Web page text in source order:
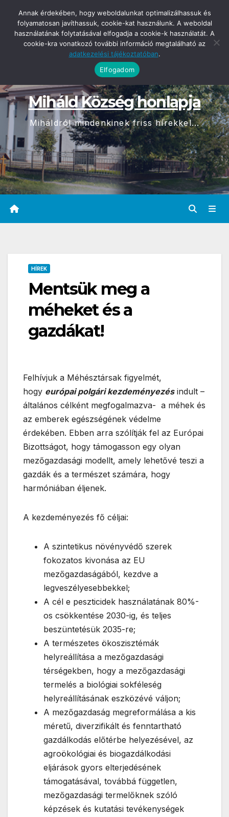
content
2026-08-10 11:52
Miháld Község honlapja
Miháldról mindenkinek friss hírekkel...
HÍREK
Mentsük meg a
méheket és a
gazdákat!
Felhívjuk a Méhésztársak figyelmét,
hogy európai polgári kezdeményezésindult –
általános célként megfogalmazva- a méhek és
az emberek egészségének védelme
érdekében. Ebben arra szólítják fel az Európai
Bizottságot, hogy támogasson egy olyan
mezőgazdasági modellt, amely lehetővé teszi a
gazdák és a természet számára, hogy
harmóniában éljenek.
A kezdeményezés fő céljai:
A szintetikus növényvédő szerek
fokozatos kivonása az EU
mezőgazdaságából, kezdve a
legveszélyesebbekkel;
A cél e peszticidek használatának 80%-
os csökkentése 2030-ig, és teljes
beszüntetésük 2035-re;
A természetes ökoszisztémák
helyreállítása a mezőgazdasági
térségekben, hogy a mezőgazdasági
termelés a biológiai sokféleség
helyreállításának eszközévé váljon;
A mezőgazdaság megreformálása a kis
méretű, diverzifikált és fenntartható
gazdálkodás előtérbe helyezésével, az
agroökológiai és biogazdálkodási
eljárások gyors elterjedésének
támogatásával, továbbá független,
mezőgazdasági termelőknek szóló
képzések és kutatási tevékenységek
Annak érdekében, hogy weboldalunkat optimalizálhassuk és
folyamatosan javíthassuk, cookie-kat használunk. A weboldal
használatának folytatásával elfogadja a cookie-k használatát. A
cookie-kra vonatkozó további információ megtalálható az
adatkezelési tájékoztatóban.
Elfogadom